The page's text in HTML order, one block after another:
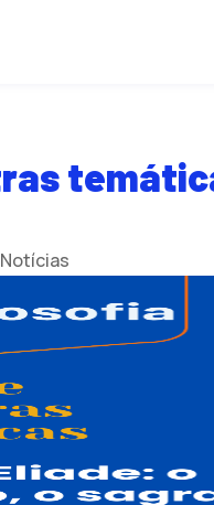
Notícias